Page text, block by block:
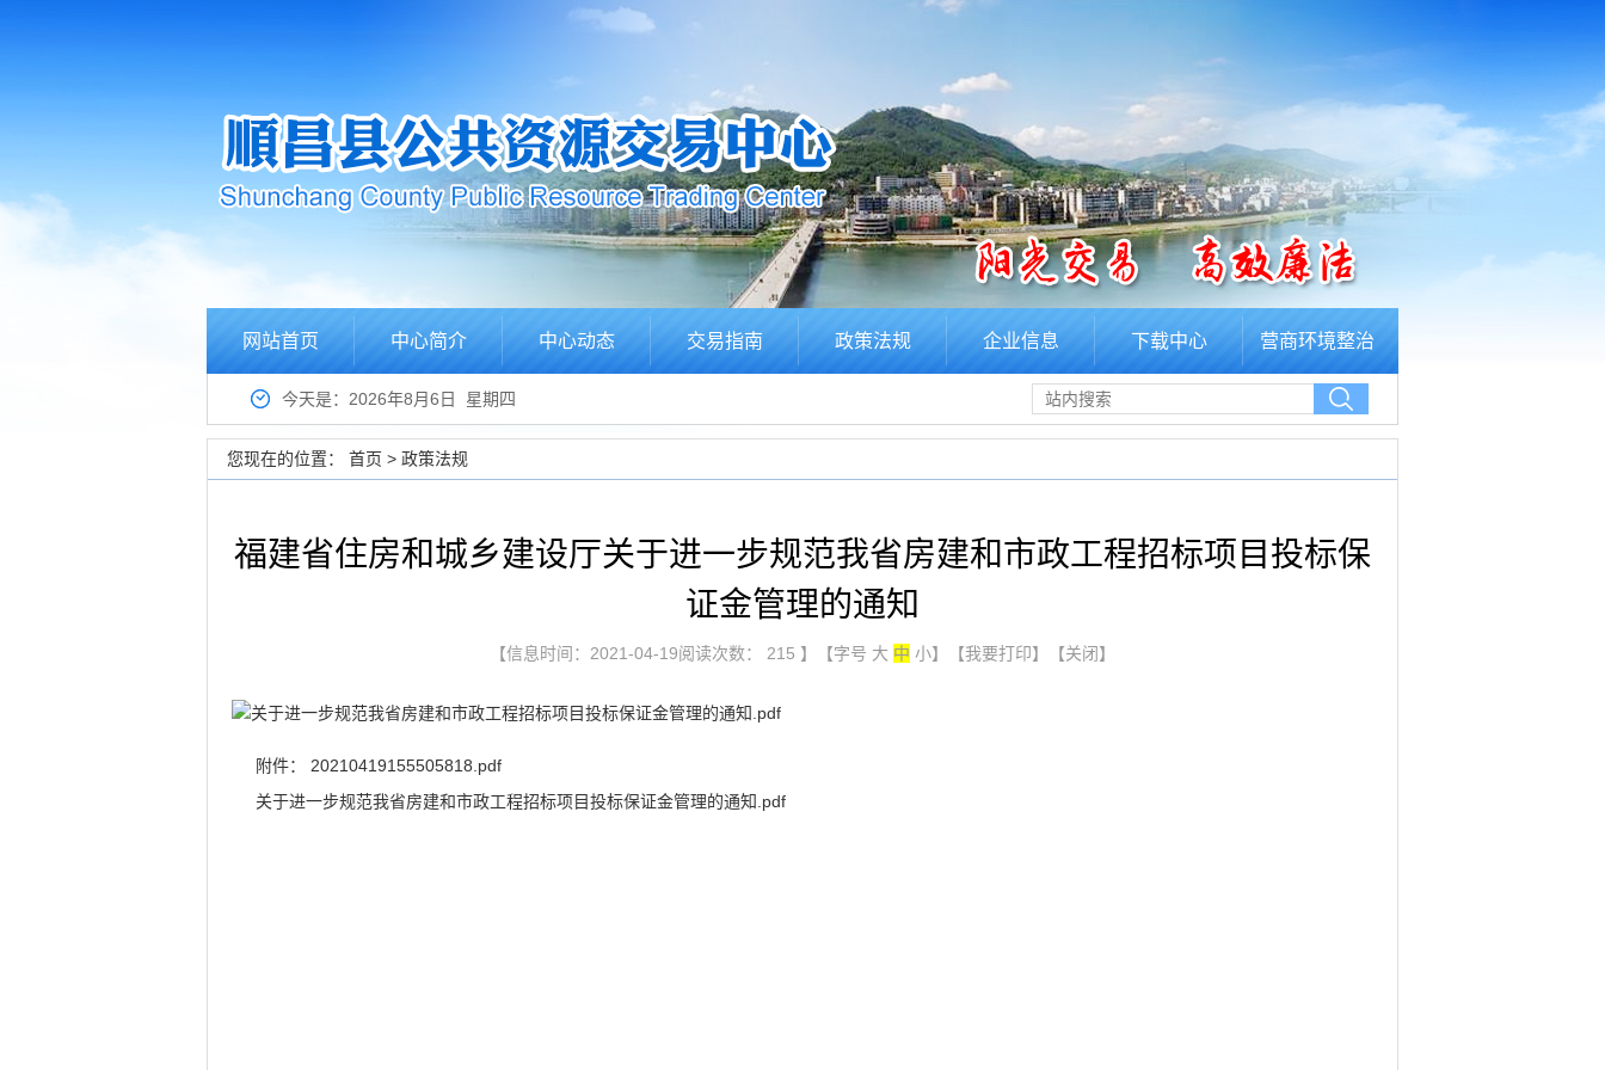
网站首页 中心简介 中心动态 交易指南 政策法规 企业信息 下载中心 营商环境整治
今天是：2026年8月6日 星期四
您现在的位置： 首页 > 政策法规
福建省住房和城乡建设厅关于进一步规范我省房建和市政工程招标项目投标保
证金管理的通知
【信息时间：2021-04-19阅读次数： 215 】【字号 大 中 小】 【我要打印】 【关闭】
关于进一步规范我省房建和市政工程招标项目投标保证金管理的通知.pdf
附件： 20210419155505818.pdf
关于进一步规范我省房建和市政工程招标项目投标保证金管理的通知.pdf